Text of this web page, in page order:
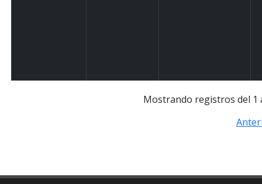
Mostrando registros del 1